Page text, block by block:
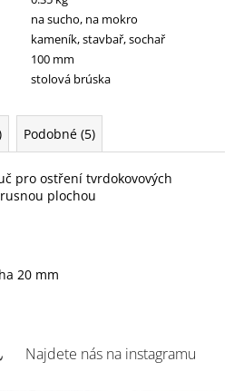
na sucho, na mokro
kameník, stavbař, sochař
100 mm
stolová brúska
Podobné (5)
pro ostření tvrdokovových
plochou
20 mm
Najdete nás na instagramu